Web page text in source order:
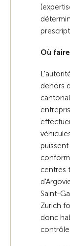
Où
dehors
centres
Saint-
Zurich
donc